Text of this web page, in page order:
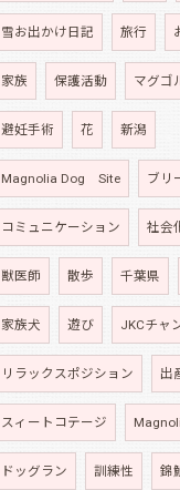
雪お出かけ日記 旅行
家族 保護活動 マグゴ
避妊手術 花 新潟
Magnolia Dog Site ブリ
コミュニケーション 社会
獣医師 散歩 千葉県
家族犬 遊び JKCチャ
リラックスポジション 出
スィートコテージ
ドッグラン 訓練性 錦